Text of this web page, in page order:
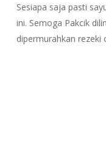
Sesiapa saja pasti
ini. Semoga Pakcik
dipermurahkan rezeki